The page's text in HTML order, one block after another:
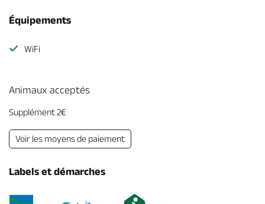
Équipements
WiFi
Animaux acceptés
Supplément 2€
Voir les moyens de paiement
Labels et démarches